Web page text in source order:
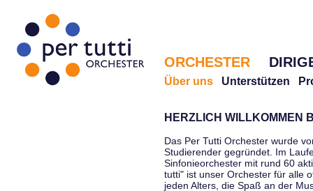
ORCHESTER
Über uns Unterstützen
HERZLICH WILLKOMMEN
Das Per Tutti Orchester wurde
Studierender gegründet. Im
Sinfonieorchester mit rund 60
tutti" ist unser Orchester für alle
jeden Alters, die Spaß an der